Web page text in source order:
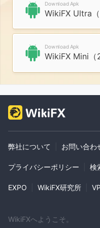
Download Apk
WikiFX Ultra（
Download Apk
WikiFX Mini（
弊社について お問い合わ
プライバシーポリシー 検
EXPO WikiFX研究所
WikiFXへようこそ。